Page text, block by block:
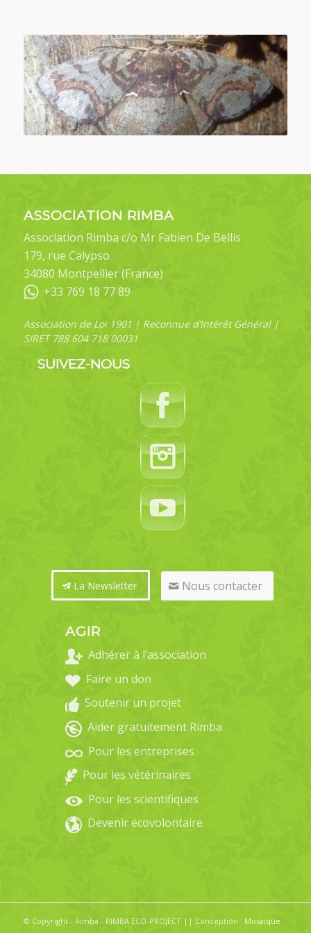
ASSOCIATION RIMBA
Association Rimba c/o Mr Fabien De Bellis
179, rue Calypso
34080 Montpellier (France)
+33 769 18 77 89
Association de Loi 1901 | Reconnue d’Intérêt Général |
SIRET 788 604 718 00031
SUIVEZ-NOUS
La Newsletter Nous contacter
AGIR
Adhérer à l’association
Faire un don
Soutenir un projet
Aider gratuitement Rimba
Pour les entreprises
Pour les vétérinaires
Pour les scientifiques
Devenir écovolontaire
© Copyright - Rimba - RIMBA ECO-PROJECT || Conception : Mosaïque